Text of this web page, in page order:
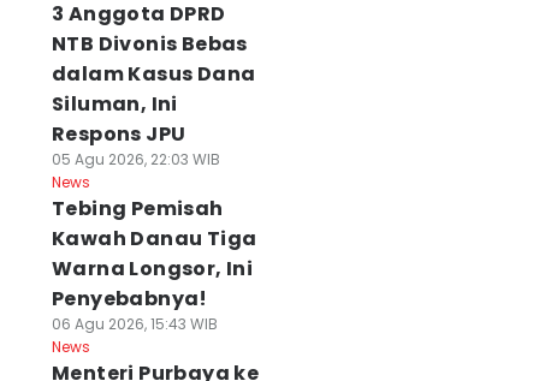
3 Anggota DPRD
NTB Divonis Bebas
dalam Kasus Dana
Siluman, Ini
Respons JPU
05 Agu 2026, 22:03 WIB
News
Tebing Pemisah
Kawah Danau Tiga
Warna Longsor, Ini
Penyebabnya!
06 Agu 2026, 15:43 WIB
News
Menteri Purbaya ke